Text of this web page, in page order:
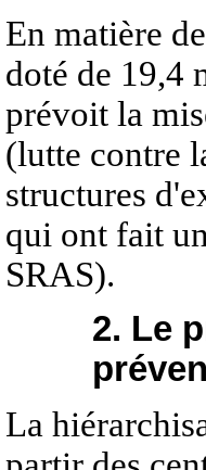
En matière
doté de 19,4
prévoit la
(lutte contre
structures
qui ont fait
SRAS).
2. Le
La